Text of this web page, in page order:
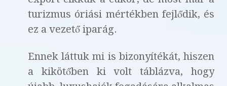
turizmus óriási mértékben fejlődik, és
ez a vezető iparág.
Ennek láttuk mi is bizonyítékát, hiszen
a kikötőben ki volt táblázva, hogy